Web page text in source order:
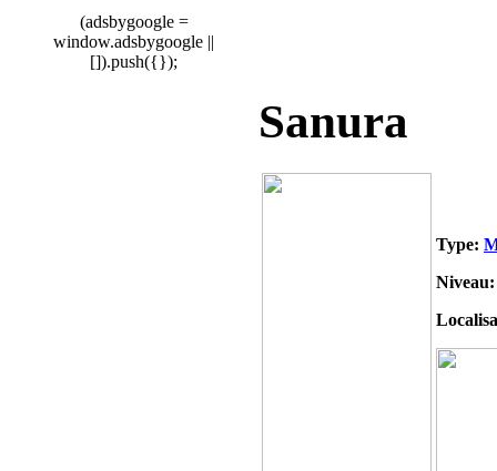
(adsbygoogle =
window.adsbygoogle ||
[]).push({});
Sanura
Type:
Niveau: